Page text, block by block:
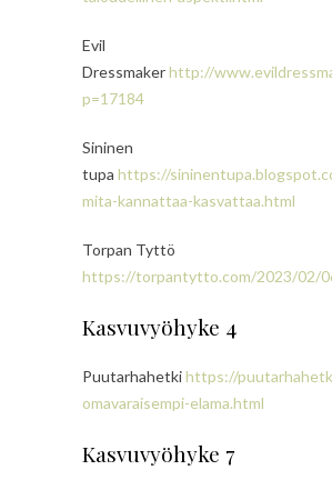
Evil
Dressmakerhttp://
p=17184
Sininen
tupa https://
mita-kannattaa-kasvattaa.html
Torpan Tyttö
https://torpantytto.com/2023/02/
Kasvuvyöhyke 4
Puutarhahetkihttps://
omavaraisempi-elama.html
Kasvuvyöhyke 7